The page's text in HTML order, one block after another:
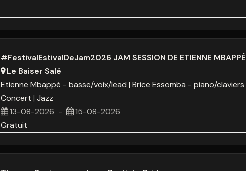
#FestivalEstivalDeJam2026 JAM SESSION DE ETIENNE MBAPPÉ
Le Baiser Salé
Etienne Mbappé - basse/voix/lead Brice Essomba - piano/claviers
Concert Jazz
13-08-2026 -
15-08-2026
Gratuit